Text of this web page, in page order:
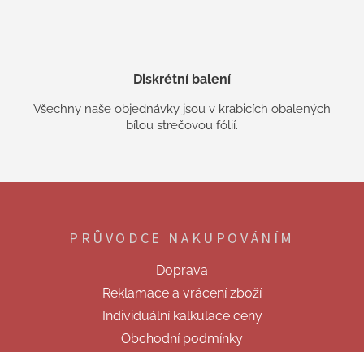
Diskrétní balení
Všechny naše objednávky jsou v krabicích obalených
bílou strečovou fólií.
Z
PRŮVODCE NAKUPOVÁNÍM
Doprava
Reklamace a vrácení zboží
Individuální kalkulace ceny
Obchodní podmínky